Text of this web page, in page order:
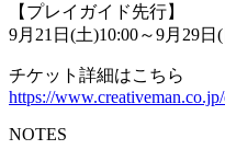
【プレイガイド先行】
9月21日(土)10:00～9月29日
チケット詳細はこちら
https://
NOTES